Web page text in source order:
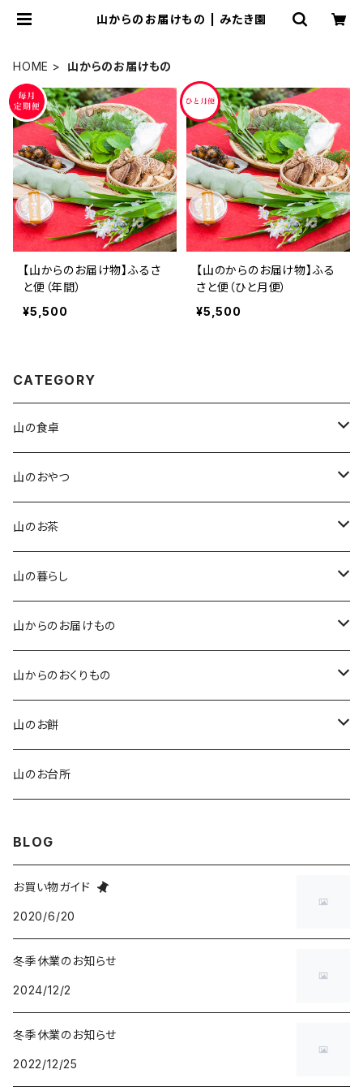
山からのお届けもの | みたき園
HOME 山からのお届けもの
【山からのお届け物】ふるさ
と便（年間）
¥5,500
【山のからのお届け物】ふる
さと便（ひと月便）
¥5,500
CATEGORY
山の食卓
手作りこんにゃく
田楽味噌
山椒味噌
玄米醤油糀
玄米塩糀
山のおやつ
四季を味わう琥珀糖
石臼挽きのきな粉香るクッキー
オリジナル卵せんべい
山のお茶
番茶
紅茶
山の暮らし
オリジナルてぬぐい
草ホーキ ミニ
草スリッパ
山からのお届けもの
ふるさと便（年間）
ふるさと便（ひと月便）
ふるさと便（ミニ）
山からのおくりもの
お食事券
ご利用券
山のお餅
栃餅
白餅
山のお台所
BLOG
お買い物ガイド
2020/6/20
冬季休業のお知らせ
2024/12/2
冬季休業のお知らせ
2022/12/25